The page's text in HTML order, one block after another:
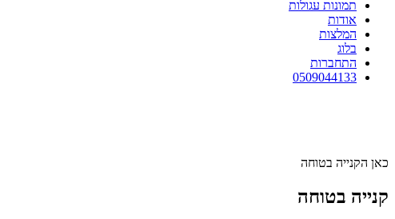
תמונות עגולות
אודות
המלצות
בלוג
התחברות
0509044133
כאן הקנייה בטוחה
קנייה בטוחה